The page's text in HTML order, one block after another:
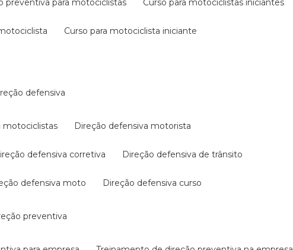
preventiva para motociclistas curso para motociclistas iniciantes
curso para motociclista iniciante
defensiva
motociclistas direção defensiva motorista
direção defensiva corretiva direção defensiva de trânsito
defensiva moto direção defensiva curso
preventiva